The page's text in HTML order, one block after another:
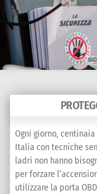
Ogni giorno,
Italia con tecniche
ladri non hanno
per forzare
utilizzare la porta